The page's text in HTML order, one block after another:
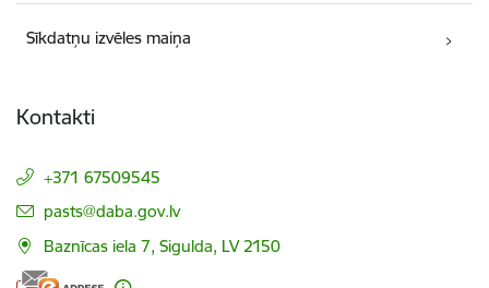
Sīkdatņu izvēles maiņa
Kontakti
+371 67509545
E-pasts:
pasts@daba.gov.lv
Baznīcas iela 7, Sigulda, LV 2150